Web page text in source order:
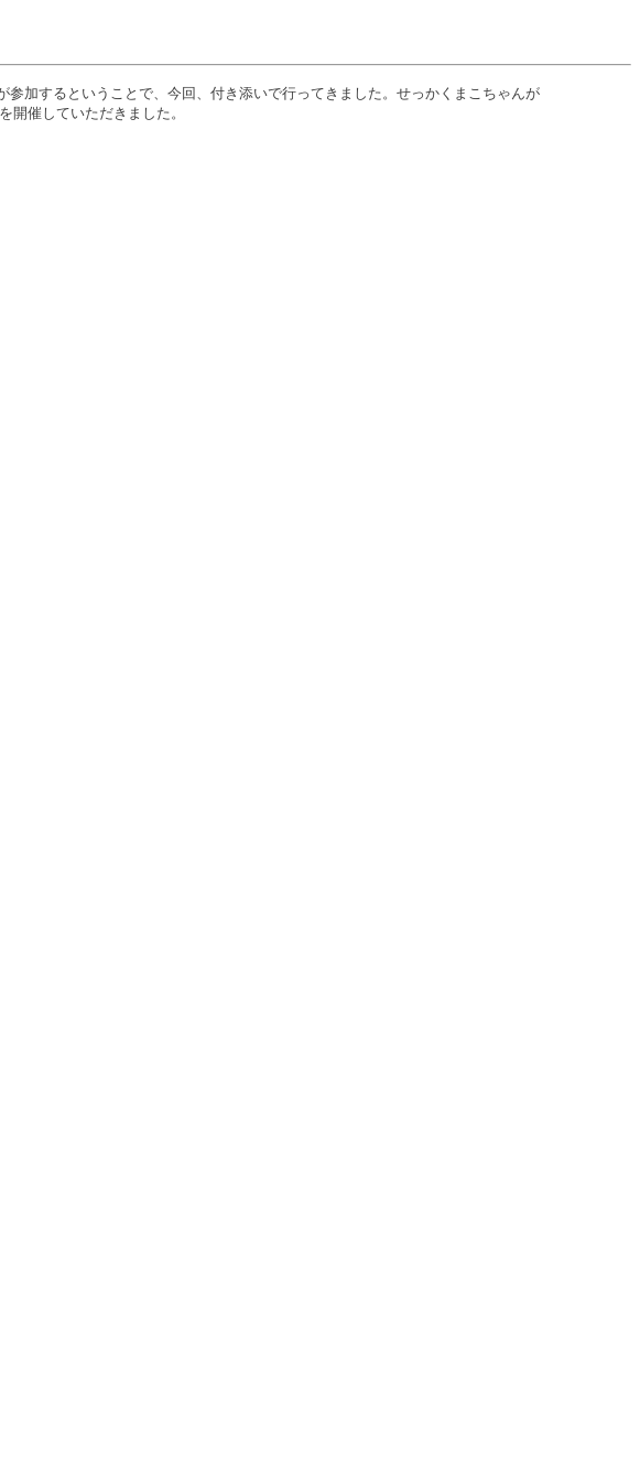
加するということで、今回、付き添いで行ってきました。せっかくまこちゃんが
開催していただきました。